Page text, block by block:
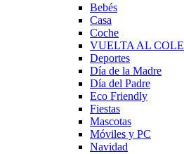
Bebés
Casa
Coche
VUELTA AL COLE
Deportes
Día de la Madre
Día del Padre
Eco Friendly
Fiestas
Mascotas
Móviles y PC
Navidad